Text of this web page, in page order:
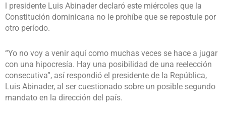
l presidente Luis Abinader declaró este miércoles que la
Constitución dominicana no le prohíbe que se repostule por
otro período.
“Yo no voy a venir aquí como muchas veces se hace a jugar
con una hipocresía. Hay una posibilidad de una reelección
consecutiva”, así respondió el presidente de la República,
Luis Abinader, al ser cuestionado sobre un posible segundo
mandato en la dirección del país.